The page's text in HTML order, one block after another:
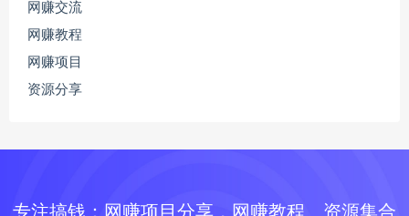
网赚交流
网赚教程
网赚项目
资源分享